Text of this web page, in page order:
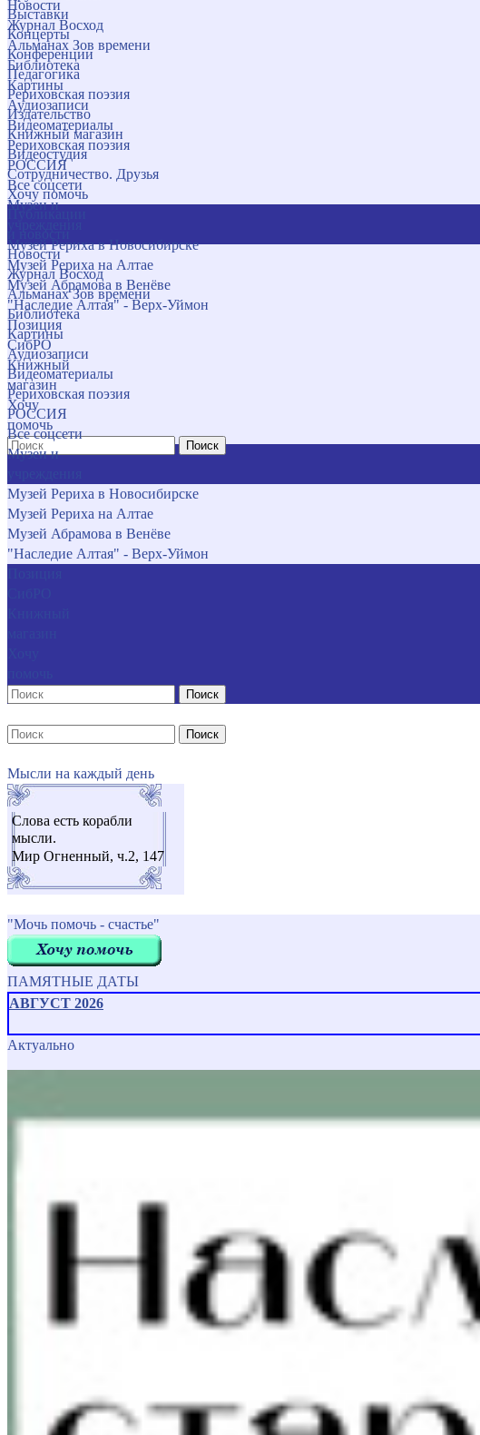
Новости
Журнал Восход
Альманах Зов времени
Библиотека
Картины
Аудиозаписи
Видеоматериалы
Рериховская поэзия
РОССИЯ
Все соцсети
Музеи и
Музей Рериха в Новосибирске
Музей Рериха на Алтае
Музей Абрамова в Венёве
"Наследие Алтая" - Верх-Уймон
Позиция
СибРО
Книжный
магазин
Хочу
помочь
Поиск
Выставки
Концерты
Конференции
Педагогика
Рериховская поэзия
Издательство
Книжный магазин
Видеостудия
Сотрудничество. Друзья
Хочу помочь
Новости
Журнал Восход
Альманах Зов времени
Библиотека
Картины
Аудиозаписи
Видеоматериалы
Рериховская поэзия
РОССИЯ
Все соцсети
Музеи и
Музей Рериха в Новосибирске
Музей Рериха на Алтае
Музей Абрамова в Венёве
"Наследие Алтая" - Верх-Уймон
Поиск
Поиск
Мысли на каждый день
Слова есть корабли
мысли.
Мир Огненный, ч.2, 147
"Мочь помочь - счастье"
ПАМЯТНЫЕ ДАТЫ
АВГУСТ 2026
Актуально